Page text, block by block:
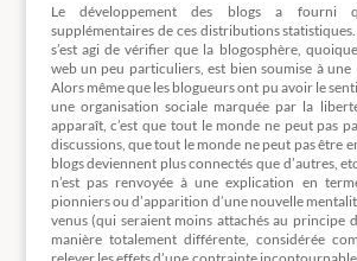
Le développement des blogs a fourni
supplémentaires de ces distributions
s’est agi de vérifier que la blogosphère,
web un peu particuliers, est bien soumise à une
Alors même que les blogueurs ont pu avoir le
une organisation sociale marquée par la
apparaît, c’est que tout le monde ne peut pas
discussions, que tout le monde ne peut pas être
blogs deviennent plus connectés que d’autres,
n’est pas renvoyée à une explication en
pionniers ou d’apparition d’une nouvelle
venus (qui seraient moins attachés au principe
manière totalement différente, considérée